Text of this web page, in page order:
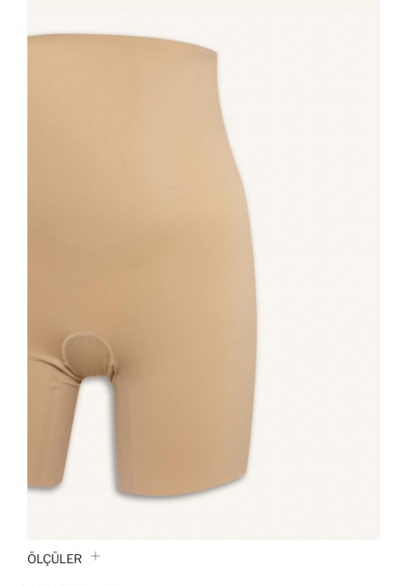
ÖLÇÜLER